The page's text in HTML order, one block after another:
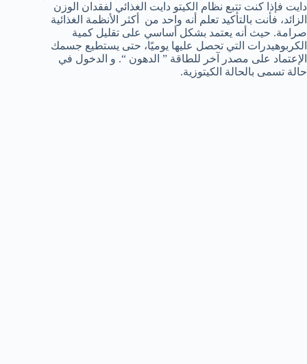
دايت فإذا كنت تتبع نظام الكيتو دايت الغذائي لفقدان الوزن
الزائد، فأنت بالتأكيد تعلم أنه واحد من أكثر الأنظمة الغذائية
صرامة. حيث أنه يعتمد بشكل أساسي على تقليل كمية
الكربوهيدرات التي تحصل عليها يوميًا، حتى يستطيع جسمك
الإعتماد على مصدر آخر للطاقة ” الدهون “. و الدخول في
حالة تسمى بالحالة الكيتوزية.